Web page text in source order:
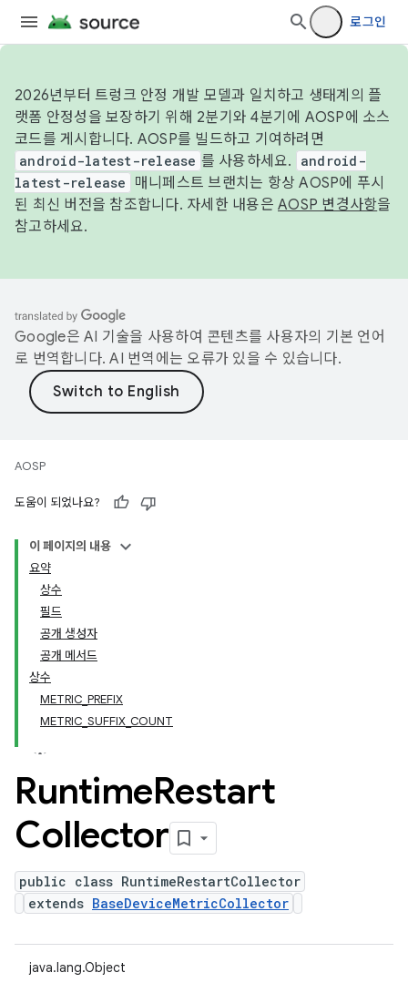
로그인
2026년부터 트렁크 안정 개발 모델과 일치하고 생태계의 플
랫폼 안정성을 보장하기 위해 2분기와 4분기에 AOSP에 소스
코드를 게시합니다. AOSP를 빌드하고 기여하려면
android-latest-release 를 사용하세요.
android-
latest-release
매니페스트 브랜치는 항상 AOSP에 푸시
된 최신 버전을 참조합니다. 자세한 내용은 AOSP 변경사항을
참고하세요.
Google은 AI 기술을 사용하여 콘텐츠를 사용자의 기본 언어
로 번역합니다. AI 번역에는 오류가 있을 수 있습니다.
AOSP
도움이 되었나요?
이 페이지의 내용
요약
상수
필드
공개 생성자
공개 메서드
상수
METRIC_PREFIX
METRIC_SUFFIX_COUNT
RuntimeRestart
Collector
public class RuntimeRestartCollector
extends BaseDeviceMetricCollector
java.lang.Object